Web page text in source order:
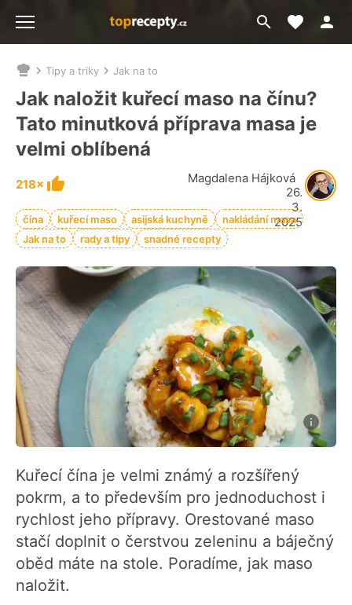
Přejít
na
Moje
Nacházíte
se
zde:
Tipy a triky Jak na to
Jak naložit kuřecí maso na čínu?
Tato minutková příprava masa je
velmi oblíbená
218×
Magdalena Hájková
26.
3.
2025
čína kuřecí maso asijská kuchyně
nakládání masa
Jak na to
rady a tipy snadné recepty
Kuřecí čína je velmi známý a rozšířený
pokrm, a to především pro jednoduchost i
rychlost jeho přípravy. Orestované maso
stačí doplnit o čerstvou zeleninu a báječný
oběd máte na stole. Poradíme, jak maso
naložit.